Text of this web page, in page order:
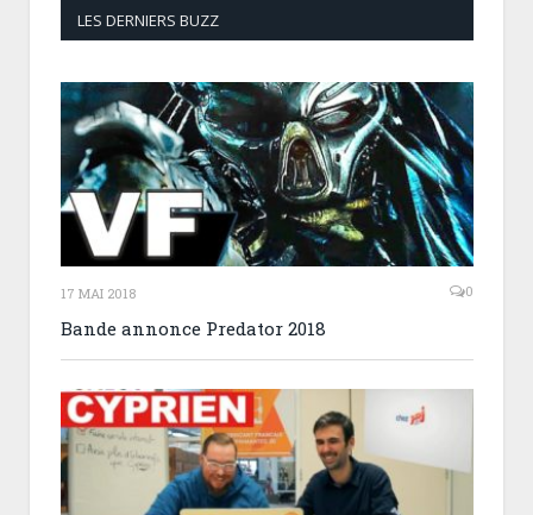
LES DERNIERS BUZZ
17 MAI 2018 0
Bande annonce Predator 2018